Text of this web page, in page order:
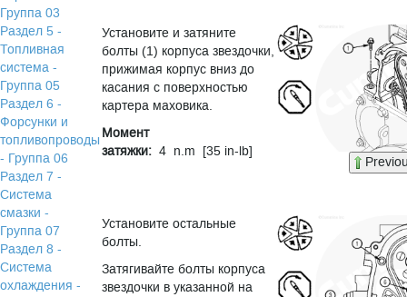
Группа 03
Раздел 5 -
Топливная
система -
Группа 05
Раздел 6 -
Форсунки и
топливопроводы
- Группа 06
Раздел 7 -
Система
смазки -
Группа 07
Раздел 8 -
Система
охлаждения -
Установите и затяните
болты (1) корпуса звездочки,
прижимая корпус вниз до
касания с поверхностью
картера маховика.
Момент
затяжки: 4 n.m [35 in-lb]
Установите остальные
болты.
Затягивайте болты корпуса
звездочки в указанной на